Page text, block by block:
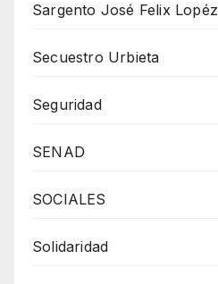
Sargento José Felix Lopéz
Secuestro Urbieta
Seguridad
SENAD
SOCIALES
Solidaridad